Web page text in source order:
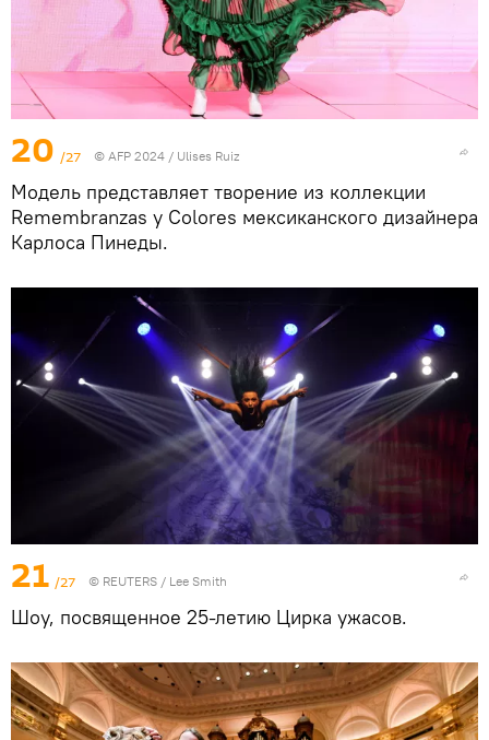
20 /27 © AFP 2024 / Ulises Ruiz
Модель представляет творение из коллекции
Remembranzas y Colores мексиканского дизайнера
Карлоса Пинеды.
21 /27 © REUTERS / Lee Smith
Шоу, посвященное 25-летию Цирка ужасов.